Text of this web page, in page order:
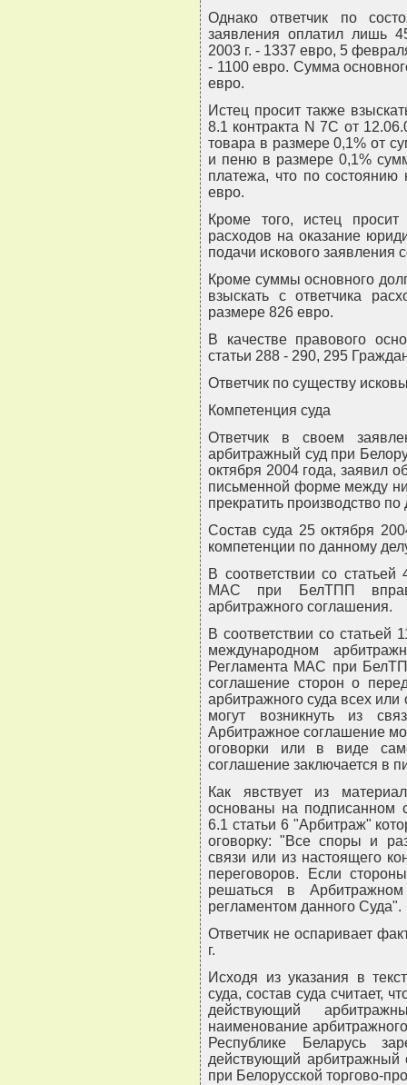
Однако ответчик по
заявления оплатил лишь
2003 г. - 1337 евро, 5
- 1100 евро. Сумма
евро.
Истец просит также
8.1 контракта N 7С от
товара в размере 0,1% от
и пеню в размере 0,1%
платежа, что по
евро.
Кроме того, истец
расходов на оказание
подачи искового заявления
Кроме суммы основного
взыскать с ответчика
размере 826 евро.
В качестве правового
статьи 288 - 290, 295
Ответчик по существу
Компетенция суда
Ответчик в своем
арбитражный суд при
октября 2004 года, заявил
письменной форме между
прекратить производство по
Состав суда 25 октября
компетенции по данному
В соответствии со
МАС при БелТПП
арбитражного соглашения.
В соответствии со статьей
международном
Регламента МАС при
соглашение сторон о
арбитражного суда всех
могут возникнуть из
Арбитражное соглашение
оговорки или в виде
соглашение заключается в
Как явствует из
основаны на подписанном
6.1 статьи 6 "Арбитраж"
оговорку: "Все споры и
связи или из настоящего
переговоров. Если
решаться в
регламентом данного Суда".
Ответчик не оспаривает
г.
Исходя из указания в
суда, состав суда считает,
действующий
наименование
Республике Беларусь
действующий
при Белорусской торгово-